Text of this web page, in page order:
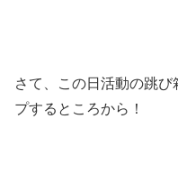
さて、この日活動の跳
プするところから！